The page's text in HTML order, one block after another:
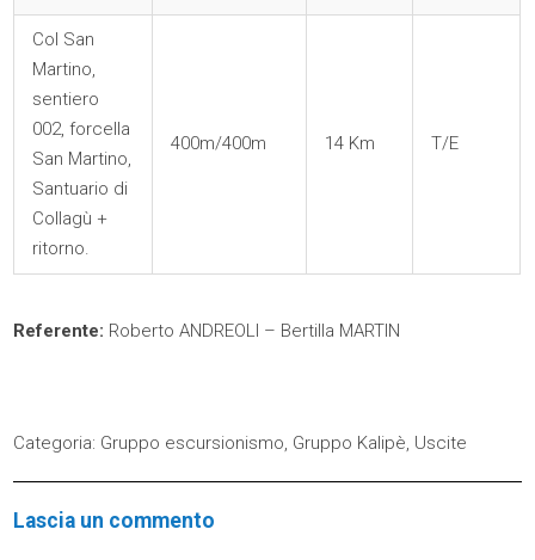
Col San
Martino,
sentiero
002, forcella
San Martino,
Santuario di
Collagù +
ritorno.
400m/400m 14 Km T/E
Referente: Roberto ANDREOLI – Bertilla MARTIN
Categoria: Gruppo escursionismo, Gruppo Kalipè, Uscite
Lascia un commento